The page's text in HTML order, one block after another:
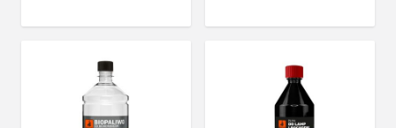
Praca
Znajdź rozwiązanie
Ekspert radzi
Mistrz w 5 krokach